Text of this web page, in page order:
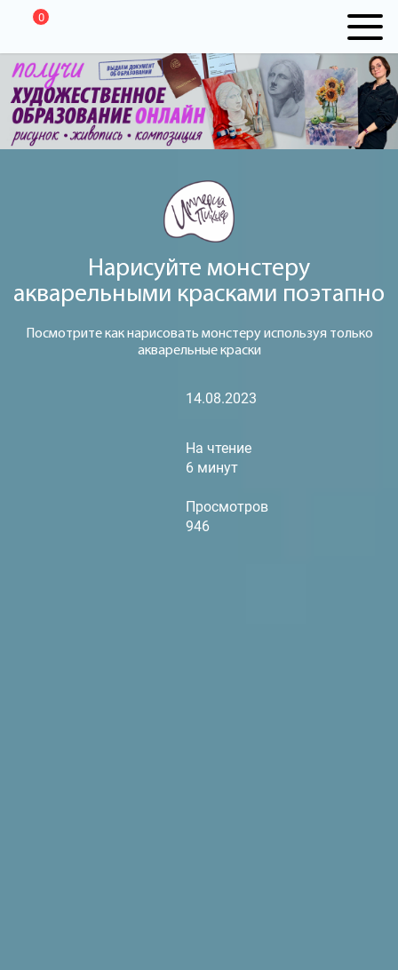
0
Нарисуйте монстеру
акварельными красками поэтапно
Посмотрите как нарисовать монстеру используя только
акварельные краски
14.08.2023
На чтение
6 минут
Просмотров
946